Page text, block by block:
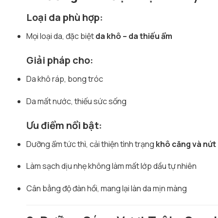
Loại da phù hợp:
Mọi loại da, đặc biệtda khô – da thiếu ẩm
Giải pháp cho:
Da khô ráp, bong tróc
Da mất nước, thiếu sức sống
Ưu điểm nổi bật:
Dưỡng ẩm tức thì, cải thiện tình trạng khô căng và nứt
Làm sạch dịu nhẹ không làm mất lớp dầu tự nhiên
Cân bằng độ đàn hồi, mang lại làn da mịn màng